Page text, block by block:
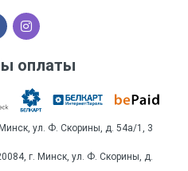
Суксун, ул. Колхозная, 1
оплаты
ул. Ф. Скорины, д. 54а/1, 3
г. Минск, ул. Ф. Скорины, д.